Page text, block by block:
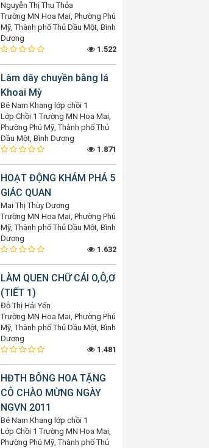
Nguyễn Thị Thu Thỏa
Trường MN Hoa Mai, Phường Phú
Mỹ, Thành phố Thủ Dầu Một, Bình
Dương
1.522
Làm dây chuyền bằng lá
Khoai Mỳ
Bé Nam Khang lớp chồi 1
Lớp Chồi 1 Trường MN Hoa Mai,
Phường Phú Mỹ, Thành phố Thủ
Dầu Một, Bình Dương
1.871
HOẠT ĐỘNG KHÁM PHÁ 5
GIÁC QUAN
Mai Thị Thùy Dương
Trường MN Hoa Mai, Phường Phú
Mỹ, Thành phố Thủ Dầu Một, Bình
Dương
1.632
LÀM QUEN CHỮ CÁI O,Ô,Ơ
(TIẾT 1)
Đỗ Thị Hải Yến
Trường MN Hoa Mai, Phường Phú
Mỹ, Thành phố Thủ Dầu Một, Bình
Dương
1.481
HĐTH BÔNG HOA TẶNG
CÔ CHÀO MỪNG NGÀY
NGVN 2011
Bé Nam Khang lớp chồi 1
Lớp Chồi 1 Trường MN Hoa Mai,
Phường Phú Mỹ, Thành phố Thủ